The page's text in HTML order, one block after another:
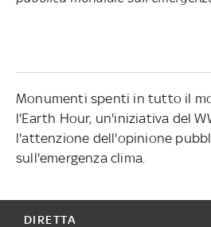
Monumenti spenti in tutto il
l'Earth Hour, un'iniziativa del
l'attenzione dell'opinione
sull'emergenza clima.
DIRETTA